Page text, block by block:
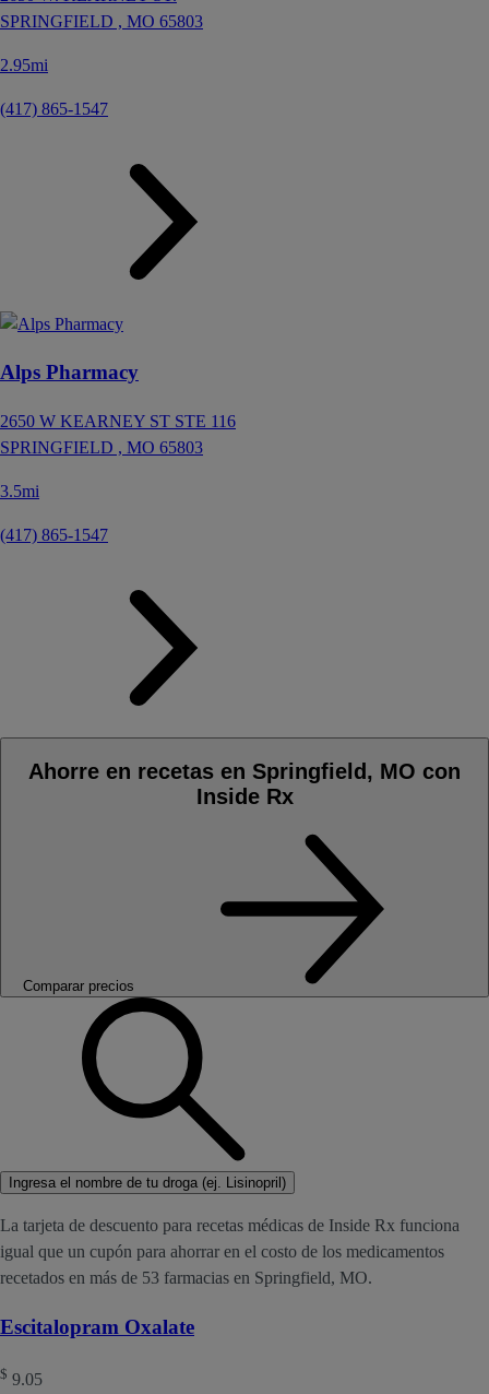
SPRINGFIELD , MO 65803
2.95mi
(417) 865-1547
Alps Pharmacy
2650 W KEARNEY ST STE 116
SPRINGFIELD , MO 65803
3.5mi
(417) 865-1547
Ahorre en recetas en Springfield, MO con
Inside Rx
Comparar precios
Ingresa el nombre de tu droga (ej. Lisinopril)
La tarjeta de descuento para recetas médicas de Inside Rx funciona
igual que un cupón para ahorrar en el costo de los medicamentos
recetados en más de 53 farmacias en Springfield, MO.
Escitalopram Oxalate
$ 9.05